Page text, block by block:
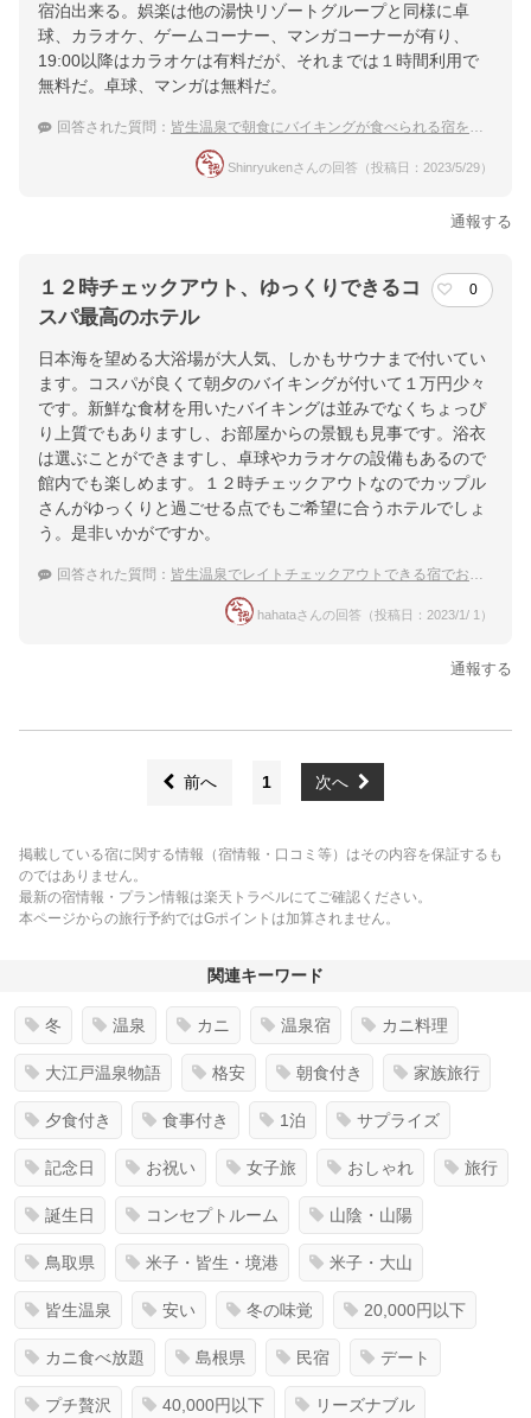
宿泊出来る。娯楽は他の湯快リゾートグループと同様に卓
球、カラオケ、ゲームコーナー、マンガコーナーが有り、
19:00以降はカラオケは有料だが、それまでは１時間利用で
無料だ。卓球、マンガは無料だ。
回答された質問： 皆生温泉で朝食にバイキングが食べられる宿を教えて！
Shinryukenさんの回答（投稿日：2023/5/29）
通報する
１２時チェックアウト、ゆっくりできるコ
スパ最高のホテル
0
日本海を望める大浴場が大人気、しかもサウナまで付いてい
ます。コスパが良くて朝夕のバイキングが付いて１万円少々
です。新鮮な食材を用いたバイキングは並みでなくちょっぴ
り上質でもありますし、お部屋からの景観も見事です。浴衣
は選ぶことができますし、卓球やカラオケの設備もあるので
館内でも楽しめます。１２時チェックアウトなのでカップル
さんがゆっくりと過ごせる点でもご希望に合うホテルでしょ
う。是非いかがですか。
回答された質問： 皆生温泉でレイトチェックアウトできる宿でおすすめを教えて下さい。
hahataさんの回答（投稿日：2023/1/ 1）
通報する
前へ 1 次へ
掲載している宿に関する情報（宿情報・口コミ等）はその内容を保証するも
のではありません。
最新の宿情報・プラン情報は楽天トラベルにてご確認ください。
本ページからの旅行予約ではGポイントは加算されません。
関連キーワード
冬 温泉 カニ 温泉宿 カニ料理
大江戸温泉物語 格安 朝食付き 家族旅行
夕食付き 食事付き 1泊 サプライズ
記念日 お祝い 女子旅 おしゃれ 旅行
誕生日 コンセプトルーム 山陰・山陽
鳥取県 米子・皆生・境港 米子・大山
皆生温泉 安い 冬の味覚 20,000円以下
カニ食べ放題 島根県 民宿 デート
プチ贅沢 40,000円以下 リーズナブル